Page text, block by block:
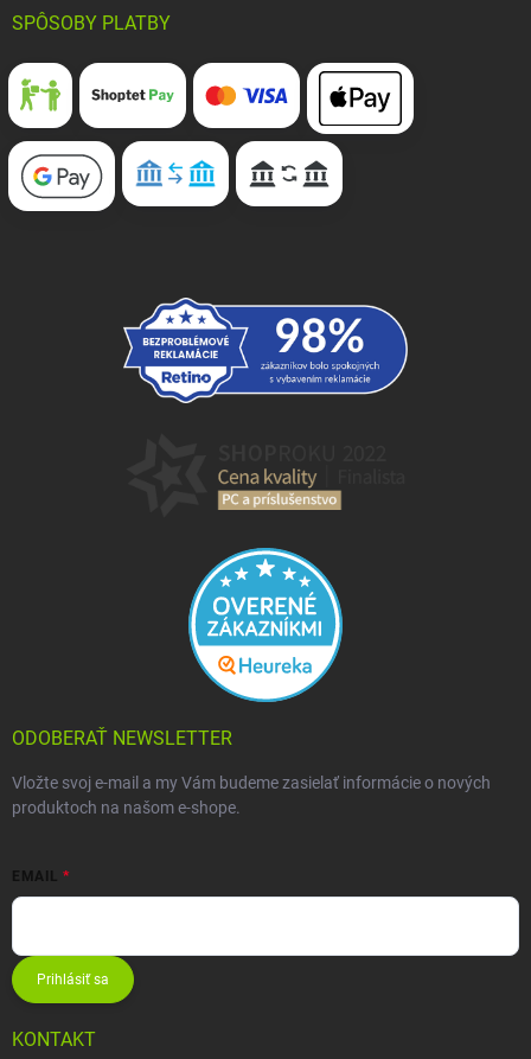
SPÔSOBY PLATBY
ODOBERAŤ NEWSLETTER
Vložte svoj e-mail a my Vám budeme zasielať informácie o nových
produktoch na našom e-shope.
EMAIL
Prihlásiť sa
KONTAKT